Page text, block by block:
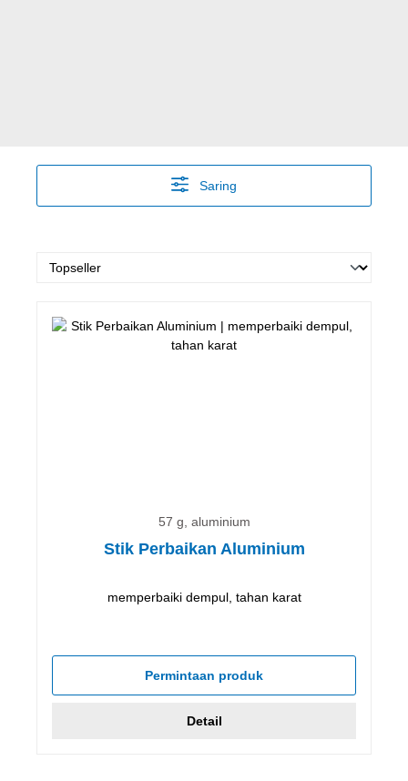
Saring
57 g, aluminium
Stik Perbaikan Aluminium
memperbaiki dempul, tahan karat
Permintaan produk
Detail